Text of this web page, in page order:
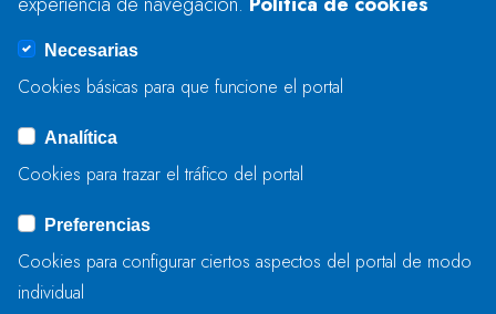
Se produjo un error al cargar el campo
ENVIAR
Necesarias
Cookies básicas para que funcione el portal
Analítica
Cookies para trazar el tráfico del portal
Preferencias
Cookies para configurar ciertos aspectos del portal de modo
individual